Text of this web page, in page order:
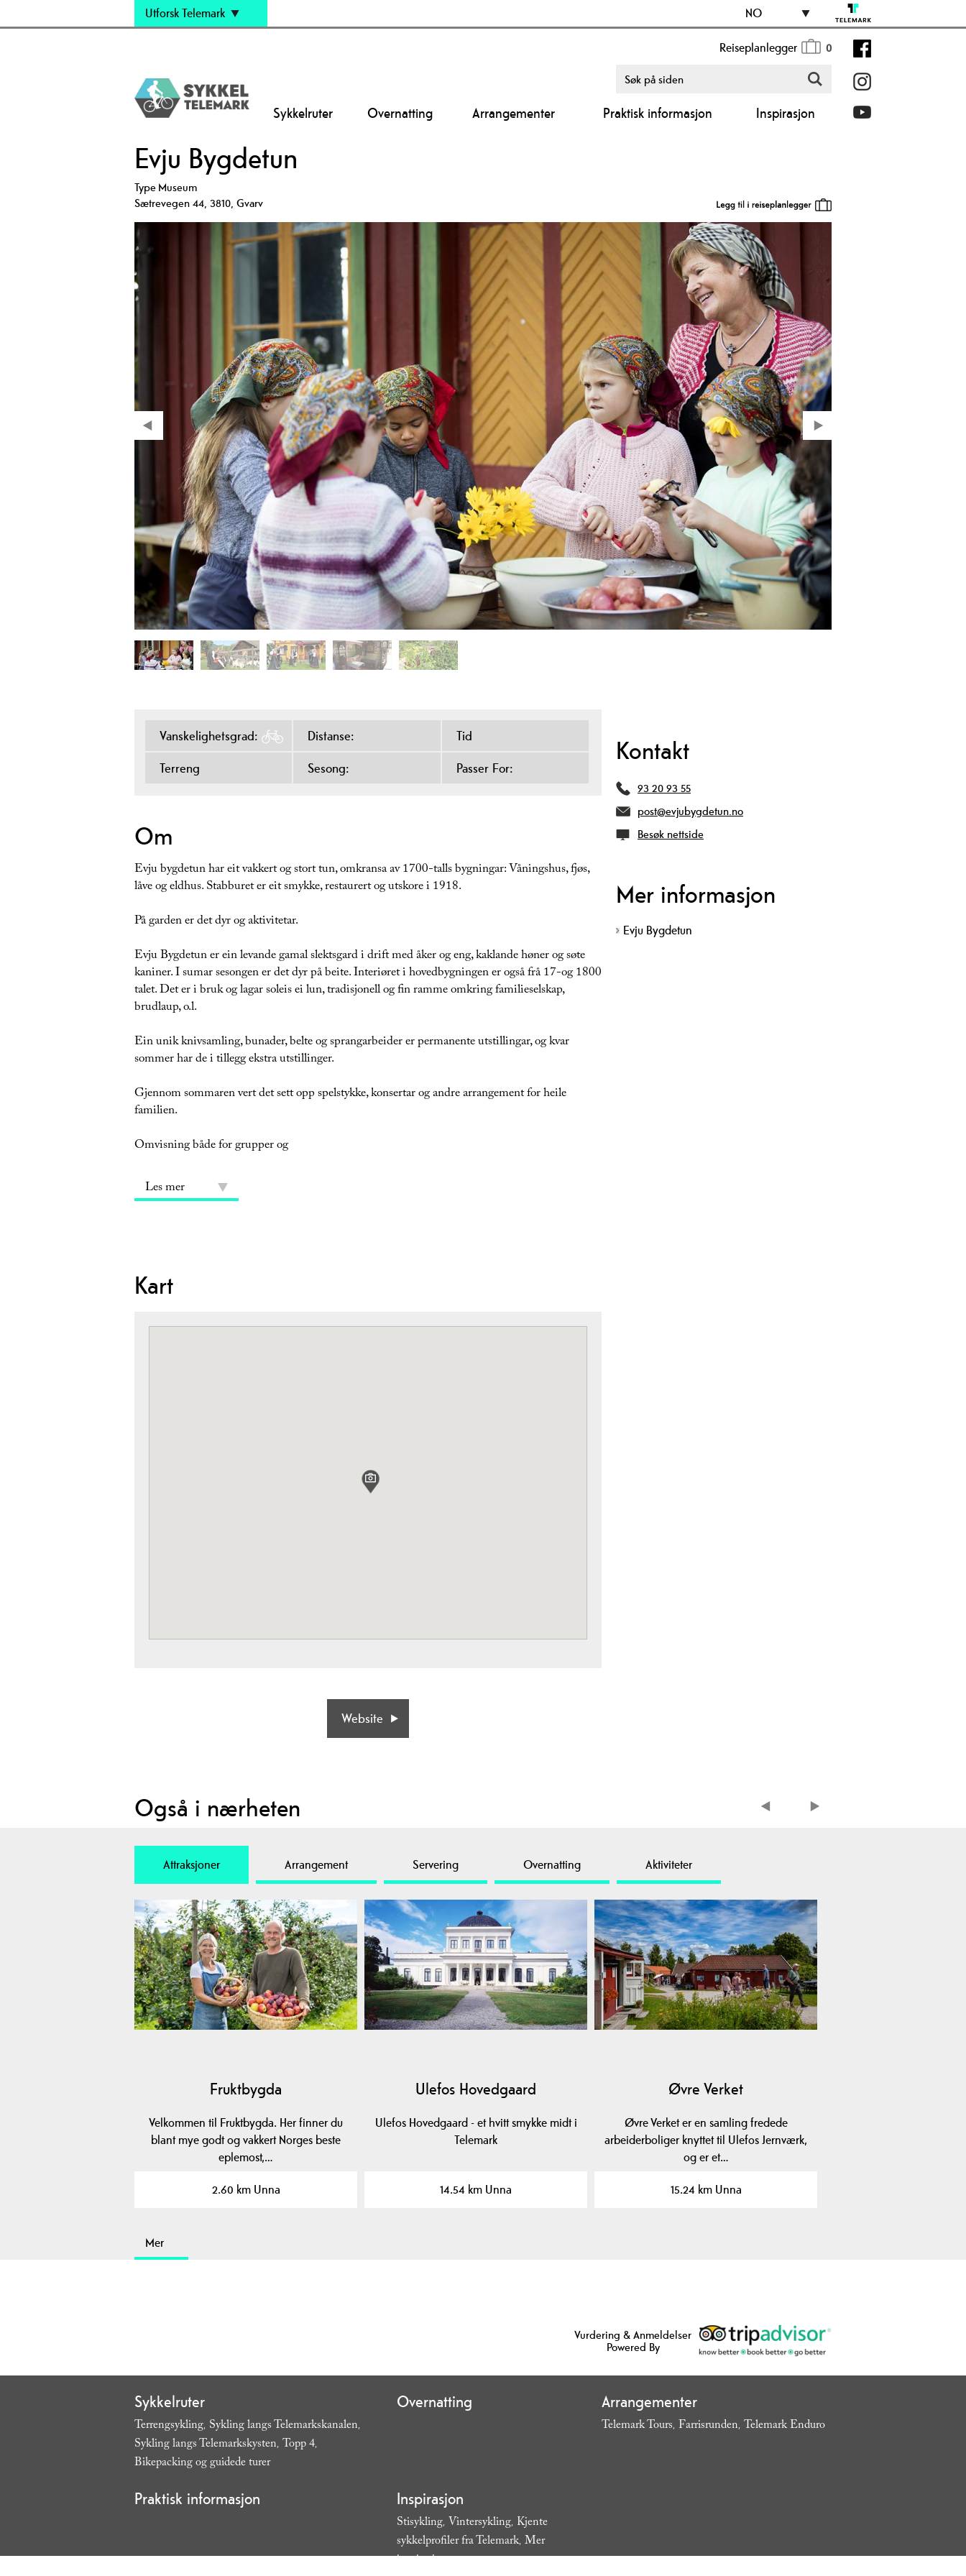
Utforsk Telemark NO
Reiseplanlegger 0
Sykkelruter Overnatting Arrangementer Praktisk informasjon Inspirasjon
Evju Bygdetun
TypeMuseum
Sætrevegen 44, 3810, Gvarv
Vanskelighetsgrad: Distanse:
Tid
Terreng
Sesong: Passer For:
Om
Evju bygdetun har eit vakkert og stort tun, omkransa av 1700-talls bygningar: Våningshus, fjøs,
låve og eldhus. Stabburet er eit smykke, restaurert og utskore i 1918.
På garden er det dyr og aktivitetar.
Evju Bygdetun er ein levande gamal slektsgard i drift med åker og eng, kaklande høner og søte
kaniner. I sumar sesongen er det dyr på beite. Interiøret i hovedbygningen er også frå 17-og 1800
talet. Det er i bruk og lagar soleis ei lun, tradisjonell og fin ramme omkring familieselskap,
brudlaup, o.l.
Ein unik knivsamling, bunader, belte og sprangarbeider er permanente utstillingar, og kvar
sommer har de i tillegg ekstra utstillinger.
Gjennom sommaren vert det sett opp spelstykke, konsertar og andre arrangement for heile
familien.
Omvisning både for grupper og
Les mer
Kart
Website
Kontakt
93 20 93 55
post@evjubygdetun.no
Besøk nettside
Mer informasjon
Evju Bygdetun
Også i nærheten
Attraksjoner Arrangement Servering Overnatting Aktiviteter
Fruktbygda
Velkommen til Fruktbygda. Her finner du
blant mye godt og vakkert Norges beste
eplemost,…
2.60 km Unna
Ulefos Hovedgaard
Ulefos Hovedgaard - et hvitt smykke midt i
Telemark
14.54 km Unna
Øvre Verket
Øvre Verket er en samling fredede
arbeiderboliger knyttet til Ulefos Jernværk,
og er et…
15.24 km Unna
Mer
Vurdering & Anmeldelser
Powered By
Sykkelruter
Terrengsykling, Sykling langs Telemarkskanalen,
Sykling langs Telemarkskysten, Topp 4,
Bikepacking og guidede turer,
Overnatting Arrangementer
Telemark Tours, Farrisrunden, Telemark Enduro,
Praktisk informasjon Inspirasjon
Stisykling, Vintersykling, Kjente
sykkelprofiler fra Telemark, Mer
inspirasjon,